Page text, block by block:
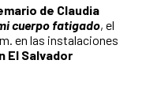
de Claudia
cuerpo fatigado, el
en las instalaciones
El Salvador